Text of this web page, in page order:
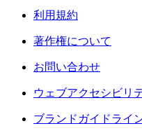
利用規約
著作権について
お問い合わせ
ウェブアクセシビリ
ブランドガイドライ